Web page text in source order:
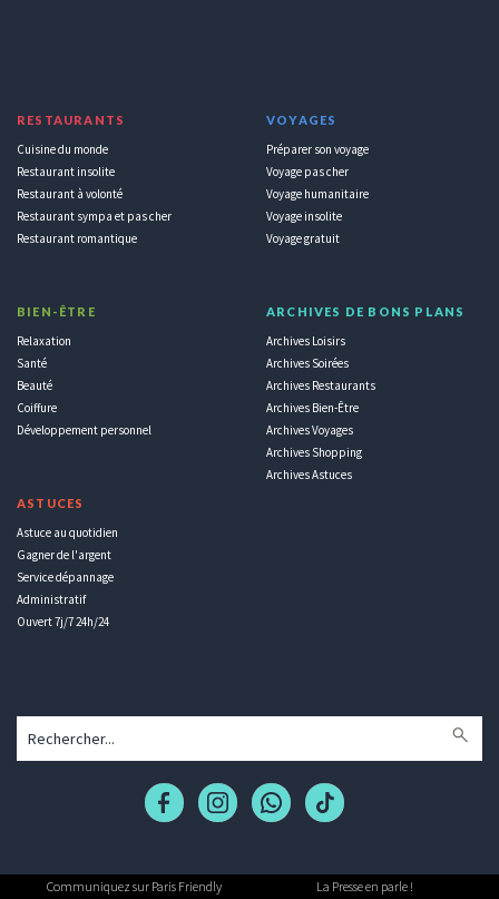
RESTAURANTS
Cuisine du monde
Restaurant insolite
Restaurant à volonté
Restaurant sympa et pas cher
Restaurant romantique
BIEN-ÊTRE
Relaxation
Santé
Beauté
Coiffure
Développement personnel
ASTUCES
Astuce au quotidien
Gagner de l'argent
Service dépannage
Administratif
Ouvert 7j/7 24h/24
VOYAGES
Préparer son voyage
Voyage pas cher
Voyage humanitaire
Voyage insolite
Voyage gratuit
ARCHIVES DE BONS PLANS
Archives Loisirs
Archives Soirées
Archives Restaurants
Archives Bien-Être
Archives Voyages
Archives Shopping
Archives Astuces
Communiquez sur Paris Friendly La Presse en parle !